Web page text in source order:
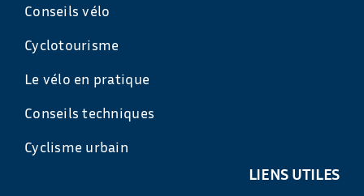
Conseils vélo
Cyclotourisme
Le vélo en pratique
Conseils techniques
Cyclisme urbain
LIENS UTILES